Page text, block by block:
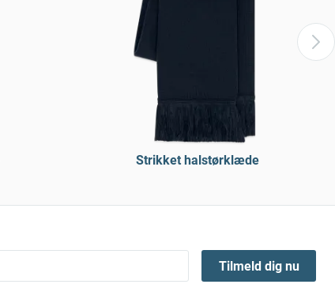
Strikket halstørklæde
Tilmeld dig nu